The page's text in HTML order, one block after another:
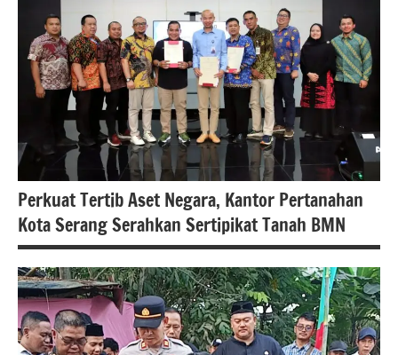
nasional
#Kementerian
ATR/BPN
#Kementerian
ATR/BPN RI
Perkuat Tertib Aset Negara, Kantor Pertanahan
Kota Serang Serahkan Sertipikat Tanah BMN
#atrbpn
#berita
nasional